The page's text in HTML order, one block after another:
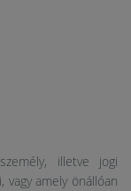
illetve jogi
vagy amely önállóan